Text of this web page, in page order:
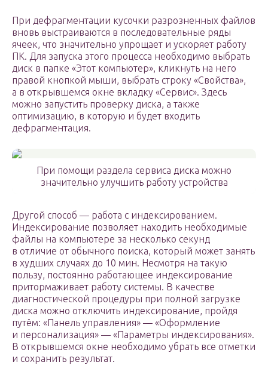
При дефрагментации кусочки разрозненных файлов
вновь выстраиваются в последовательные ряды
ячеек, что значительно упрощает и ускоряет работу
ПК. Для запуска этого процесса необходимо выбрать
диск в папке «Этот компьютер», кликнуть на него
правой кнопкой мыши, выбрать строку «Свойства»,
а в открывшемся окне вкладку «Сервис». Здесь
можно запустить проверку диска, а также
оптимизацию, в которую и будет входить
дефрагментация.
При помощи раздела сервиса диска можно
значительно улучшить работу устройства
Другой способ — работа с индексированием.
Индексирование позволяет находить необходимые
файлы на компьютере за несколько секунд
в отличие от обычного поиска, который может занять
в худших случаях до 10 мин. Несмотря на такую
пользу, постоянно работающее индексирование
притормаживает работу системы. В качестве
диагностической процедуры при полной загрузке
диска можно отключить индексирование, пройдя
путём: «Панель управления» — «Оформление
и персонализация» — «Параметры индексирования».
В открывшемся окне необходимо убрать все отметки
и сохранить результат.